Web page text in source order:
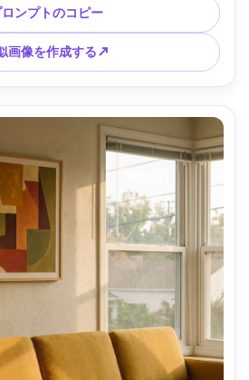
、静かな穏やかなムード --ar 4:5
ロンプトのコピー
画像を作成する↗